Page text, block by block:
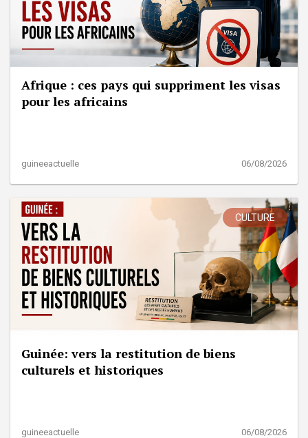
Afrique : ces pays qui suppriment les visas
pour les africains
guineeactuelle 06/08/2026
CULTURE
Guinée: vers la restitution de biens
culturels et historiques
guineeactuelle 06/08/2026